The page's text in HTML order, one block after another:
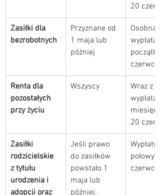
20
Zasiłki dla
bezrobotnych
Przyznane od
1 maja lub
później
Osobna
wypłata
początku
czerwca
Renta dla
pozostałych
przy życiu
Wszyscy
Wraz z
wypłatą
20
Zasiłki
rodzicielskie
z tytułu
urodzenia i
adopcji oraz
Jeśli prawo
do zasiłków
powstało 1
maja lub
później.
Wypłaty
połowy
czerwca